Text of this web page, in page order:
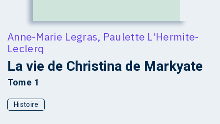
Anne-Marie Legras, Paulette L'Hermite-
Leclerq
La vie de Christina de Markyate
Tome 1
Histoire